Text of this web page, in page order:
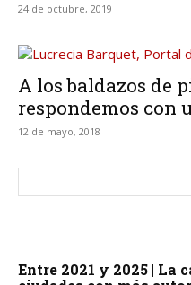
24 de octubre, 2019
A los baldazos de
respondemos con
12 de mayo, 2018
Entre 2021 y 2025 | La